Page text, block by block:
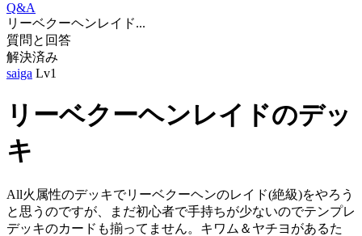
Q&A
リーベクーヘンレイド...
質問と回答
解決済み
saiga Lv1
リーベクーヘンレイドのデッ
キ
All火属性のデッキでリーベクーヘンのレイド(絶級)をやろう
と思うのですが、まだ初心者で手持ちが少ないのでテンプレ
デッキのカードも揃ってません。キワム＆ヤチヨがあるた